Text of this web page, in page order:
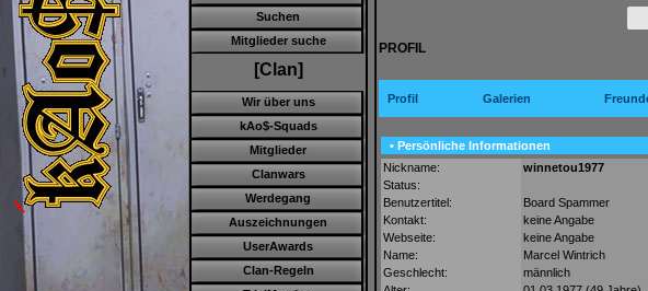
Suchen
Mitglieder suche
[Clan]
Wir über uns
kAo$-Squads
Mitglieder
Clanwars
Werdegang
Auszeichnungen
UserAwards
Clan-Regeln
PROFIL
Profil Galerien
• Persönliche Informationen
Nickname:
winnetou1977
Status:
Benutzertitel:
Board Spammer
Kontakt:
keine Angabe
Webseite:
keine Angabe
Name:
Marcel Wintrich
Geschlecht:
männlich